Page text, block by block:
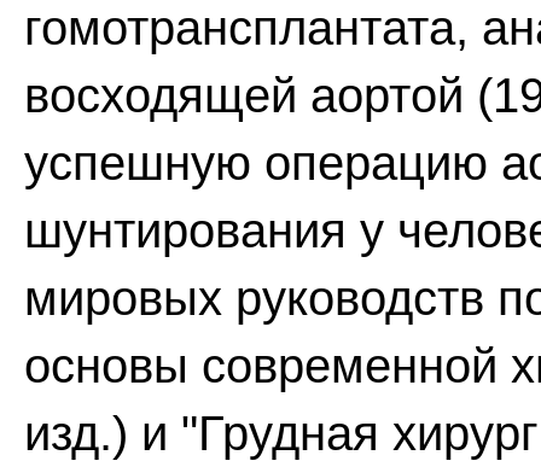
гомотрансплантата,
восходящей аортой
успешную операцию
шунтирования у
мировых руководств
основы современной
изд.) и "Грудная